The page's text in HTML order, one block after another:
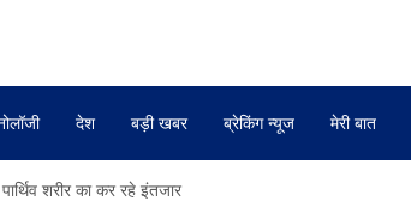
देश बड़ी खबर ब्रेकिंग न्यूज मेरी बात
शरीर का कर रहे इंतजार